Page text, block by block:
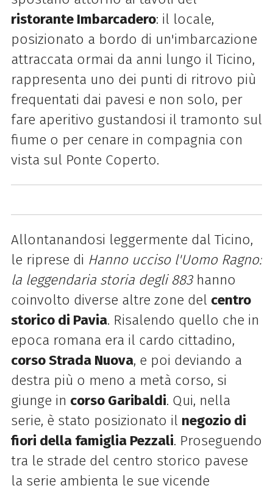
ristorante Imbarcadero: il locale,
posizionato a bordo di un'imbarcazione
attraccata ormai da anni lungo il Ticino,
rappresenta uno dei punti di ritrovo più
frequentati dai pavesi e non solo, per
fare aperitivo gustandosi il tramonto sul
fiume o per cenare in compagnia con
vista sul Ponte Coperto.
Allontanandosi leggermente dal Ticino,
le riprese di Hanno ucciso l'Uomo Ragno:
la leggendaria storia degli 883 hanno
coinvolto diverse altre zone del centro
storico di Pavia. Risalendo quello che in
epoca romana era il cardo cittadino,
corso Strada Nuova, e poi deviando a
destra più o meno a metà corso, si
giunge in corso Garibaldi. Qui, nella
serie, è stato posizionato il negozio di
fiori della famiglia Pezzali. Proseguendo
tra le strade del centro storico pavese
la serie ambienta le sue vicende